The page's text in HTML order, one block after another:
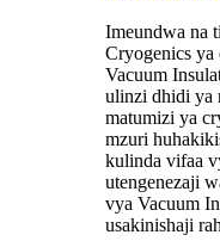
Imeundwa na
Cryogenics
Vacuum
ulinzi dhidi ya
matumizi ya
mzuri
kulinda vifaa
utengenezaji
vya Vacuum
usakinishaji